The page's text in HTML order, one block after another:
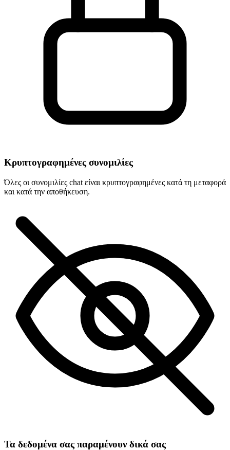
Κρυπτογραφημένες συνομιλίες
Όλες οι συνομιλίες chat είναι κρυπτογραφημένες κατά τη μεταφορά
και κατά την αποθήκευση.
Τα δεδομένα σας παραμένουν δικά σας